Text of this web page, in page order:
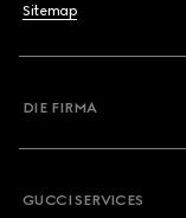
Sitemap
DIE FIRMA
GUCCI SERVICES